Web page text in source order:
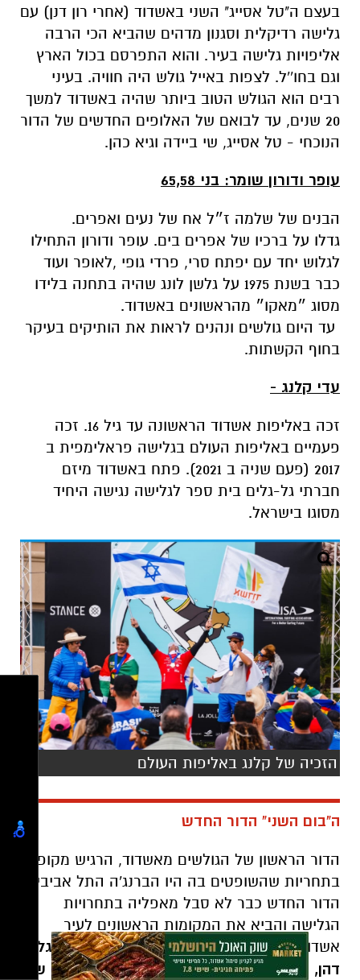
בעצם ה"טל אסייג" השני באשדוד (אחרי רון דנן) עם
גלישה רדיקלית וסגנון מדהים שהביא הכי הרבה
אליפויות גלישה בעיר. והוא התפרסם בכול הארץ
וגם בחו''ל. לצפות באייל גולש היה חוויה. בעיני
רבים הוא הגולש הטוב ביותר שהיה באשדוד למשך
20 שנים, עד לבואם של האלופים החדשים של הדור
הנוכחי - טל אסייג, שי ביידה וגיא כהן.
עופר ודורון שומר: בני 65,58
הבנים של שלמה ז״ל אח של נעים ואפרים.
גדלו על ברכיו של אפרים בים. עופר ודורון התחילו
לגלוש יחד עם יפתח סרי, פרדי גופי ,לאופר ועוד
כבר בשנת 1975 על גלשן לונג שהיה בתחנה בלידו
מסוג ״מאקו״ מהראשונים באשדוד.
עד היום גולשים ונהנים לראות את הותיקים בעיקר
בחוף הקשתות.
עדי קלנג -
זכה באליפות אשדוד הראשונה עד גיל 16.
זכה
פעמיים באליפות העולם בגלישה פראלימפית ב
2017 (פעם שניה ב 2021). פתח באשדוד מיזם
חברתי גל-גלים בית ספר לגלישה נגישה היחיד
מסוגו בישראל.
הזכיה של קלנג באליפות העולם
ה"בום השני" הדור החדש
הדור הראשון של הגולשים מאשדוד, הרגיש מקופח
בתחריות שהשופטים בה היו הברנג'ה התל אביבית.
הדור החדש כבר לא סבל מאפליה בתחרויות
הגלישה והביא את המקומות הראשונים לעיר
אשדוד - החל עם גולשים כמו -אסי קריספין, גל
דהן, אייל פרץ (בצל), ועד לדור של טל אסייג שי